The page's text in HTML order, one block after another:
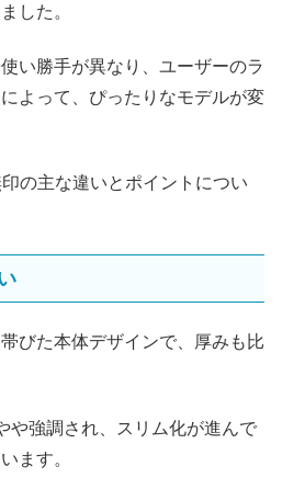
した。
い勝手が異なり、ユーザーのラ
よって、ぴったりなモデルが変
の主な違いとポイントについ
びた本体デザインで、厚みも比
や強調され、スリム化が進んで
ます。